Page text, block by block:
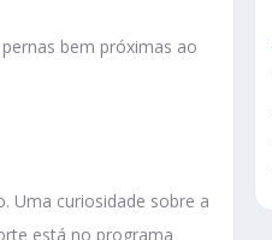
bem próximas ao
Uma curiosidade sobre a
está no programa